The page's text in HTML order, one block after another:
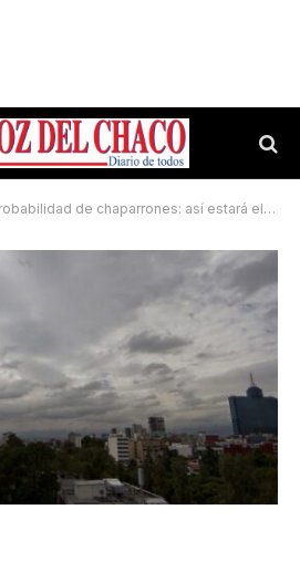
chaparrones: así estará el clima este domingo en Resistencia